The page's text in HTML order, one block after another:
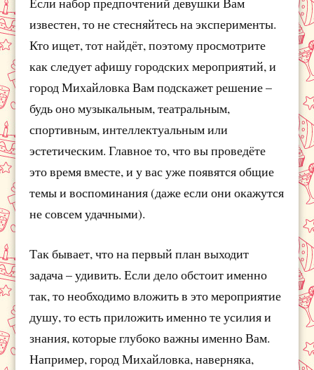
известен, то не стесняйтесь на эксперименты.
Кто ищет, тот найдёт, поэтому просмотрите
как следует афишу городских мероприятий, и
город Михайловка Вам подскажет решение –
будь оно музыкальным, театральным,
спортивным, интеллектуальным или
эстетическим. Главное то, что вы проведёте
это время вместе, и у вас уже появятся общие
темы и воспоминания (даже если они окажутся
не совсем удачными).
Так бывает, что на первый план выходит
задача – удивить. Если дело обстоит именно
так, то необходимо вложить в это мероприятие
душу, то есть приложить именно те усилия и
знания, которые глубоко важны именно Вам.
Например, город Михайловка, наверняка,